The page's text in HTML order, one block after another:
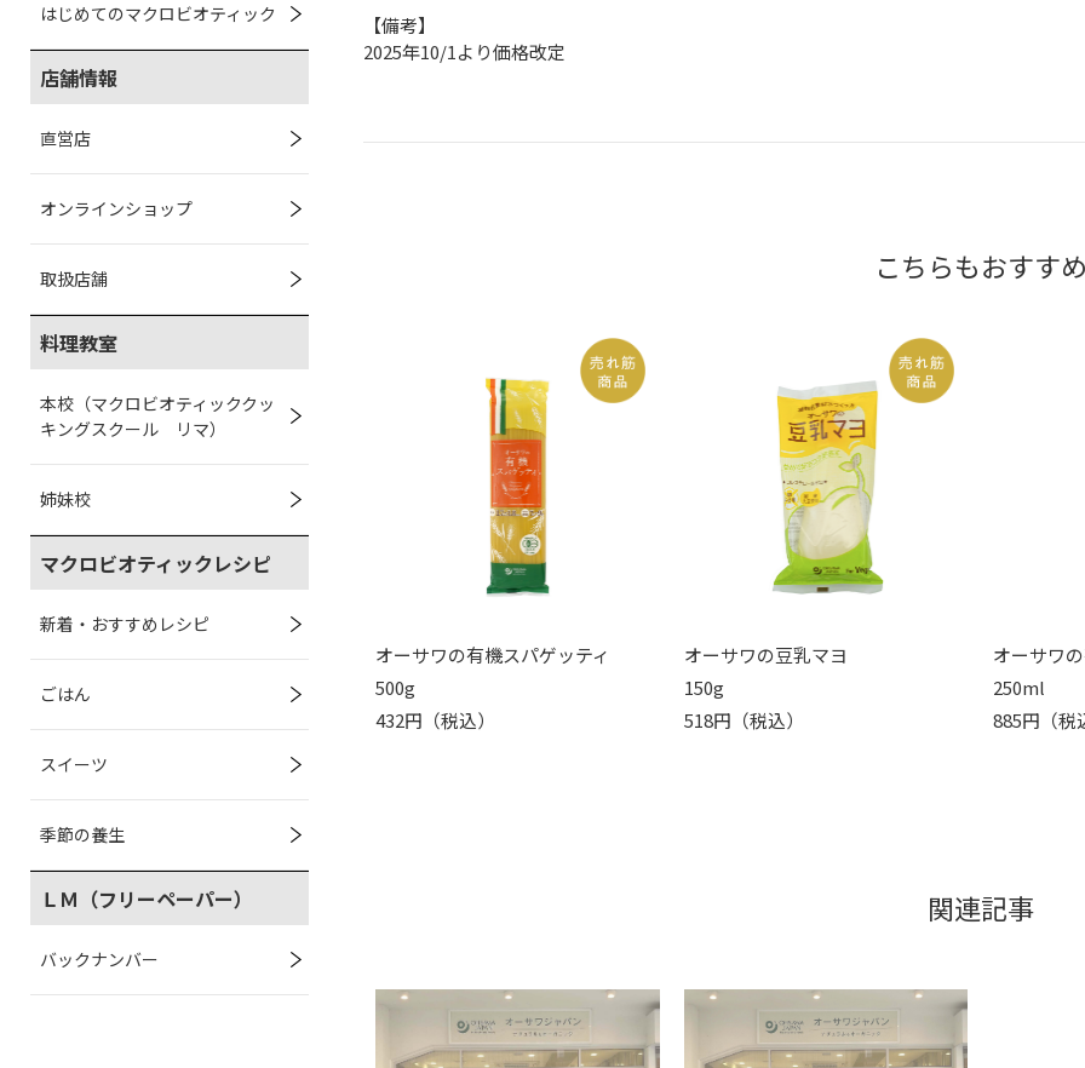
はじめてのマクロビオティック
店舗情報
直営店
オンラインショップ
取扱店舗
料理教室
本校（マクロビオティッククッ
キングスクール リマ）
姉妹校
マクロビオティックレシピ
新着・おすすめレシピ
ごはん
スイーツ
季節の養生
ＬＭ（フリーペーパー）
バックナンバー
【備考】
2025年10/1より価格改定
こちらもおすす
オーサワの有機スパゲッティ
500g
432円（税込）
オーサワの豆乳マヨ
150g
518円（税込）
オーサワ
250ml
885円（税
関連記事